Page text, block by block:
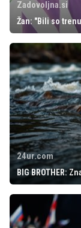
Zadovoljna.si
Žan: "Bili so
24ur.com
BIG BROTHER: